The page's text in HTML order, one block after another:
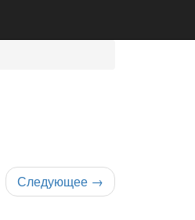
Следующее →